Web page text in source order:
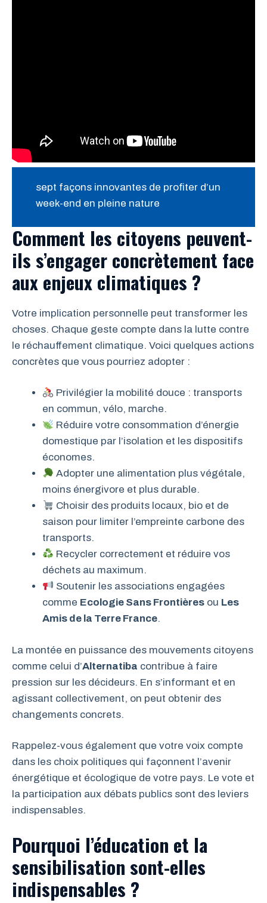
sept façons innovantes de profiter d’un
week-end en pleine nature
Comment les citoyens peuvent-
ils s’engager concrètement face
aux enjeux climatiques ?
Votre implication personnelle peut transformer les
choses. Chaque geste compte dans la lutte contre
le réchauffement climatique. Voici quelques actions
concrètes que vous pourriez adopter :
Privilégier la mobilité douce : transports
en commun, vélo, marche.
Réduire votre consommation d’énergie
domestique par l’isolation et les dispositifs
économes.
Adopter une alimentation plus végétale,
moins énergivore et plus durable.
Choisir des produits locaux, bio et de
saison pour limiter l’empreinte carbone des
transports.
Recycler correctement et réduire vos
déchets au maximum.
Soutenir les associations engagées
comme Ecologie Sans Frontières ou Les
Amis de la Terre France.
La montée en puissance des mouvements citoyens
comme celui d’Alternatiba contribue à faire
pression sur les décideurs. En s’informant et en
agissant collectivement, on peut obtenir des
changements concrets.
Rappelez-vous également que votre voix compte
dans les choix politiques qui façonnent l’avenir
énergétique et écologique de votre pays. Le vote et
la participation aux débats publics sont des leviers
indispensables.
Pourquoi l’éducation et la
sensibilisation sont-elles
indispensables ?